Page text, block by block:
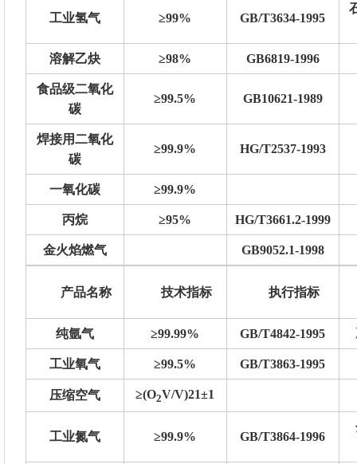
工业氢气 ≥99% GB/T3634-1995
溶解乙炔 ≥98% GB6819-1996
食品级二氧化
碳
≥99.5% GB10621-1989
焊接用二氧化
碳
≥99.9% HG/T2537-1993
一氧化碳 ≥99.9%
丙烷 ≥95% HG/T3661.2-1999
金火焰燃气 GB9052.1-1998
产品名称 技术指标 执行指标
纯氩气 ≥99.99% GB/T4842-1995
工业氧气 ≥99.5% GB/T3863-1995
压缩空气 ≥(O2V/V)21±1
工业氮气 ≥99.9% GB/T3864-1996